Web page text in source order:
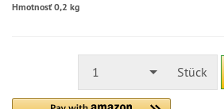
Hmotnosť 0,2 kg
1 Stück